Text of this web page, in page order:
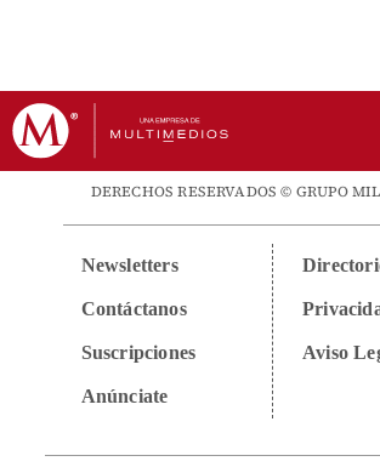
DERECHOS RESERVADOS © GRUPO
Newsletters
Contáctanos
Suscripciones
Anúnciate
Aviso